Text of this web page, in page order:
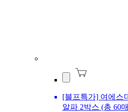
[블프특가] 여에스
알파 2박스 (총 60